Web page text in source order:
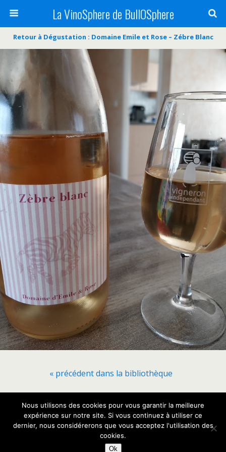
La VinoSphere de BullOSphere
Retour à Dégustation : Domaine Emile et Rose – Zébre Blanc
« précédent dans la bibliothèque
Retour au début
Nous utilisons des cookies pour vous garantir la meilleure
expérience sur notre site. Si vous continuez à utiliser ce
dernier, nous considérerons que vous acceptez l'utilisation des
cookies.
Ok